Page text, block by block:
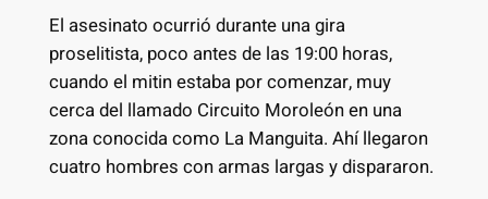
El asesinato ocurrió durante una gira
proselitista, poco antes de las 19:00 horas,
cuando el mitin estaba por comenzar, muy
cerca del llamado Circuito Moroleón en una
zona conocida como La Manguita. Ahí llegaron
cuatro hombres con armas largas y dispararon.